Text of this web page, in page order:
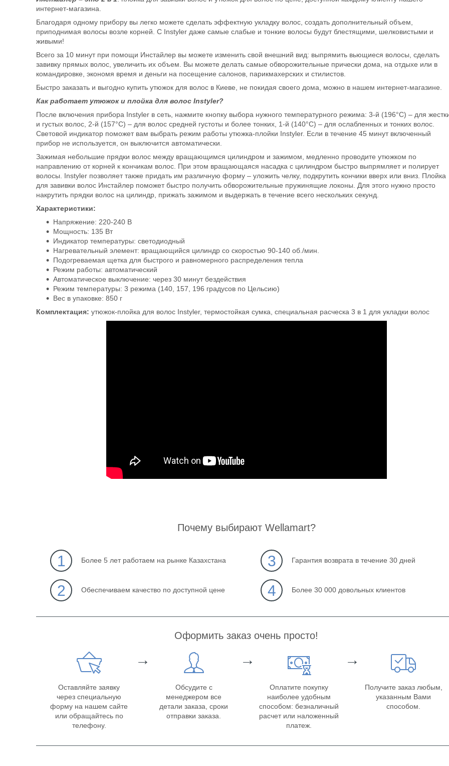
интернет-магазина.
Благодаря одному прибору вы легко можете сделать эффектную укладку волос, создать дополнительный объем,
приподнимая волосы возле корней. С Instyler даже самые слабые и тонкие волосы будут блестящими, шелковистыми и
живыми!
Всего за 10 минут при помощи Инстайлер вы можете изменить свой внешний вид: выпрямить вьющиеся волосы, сделать
завивку прямых волос, увеличить их объем. Вы можете делать самые обворожительные прически дома, на отдыхе или в
командировке, экономя время и деньги на посещение салонов, парикмахерских и стилистов.
Быстро заказать и выгодно купить утюжок для волос в Киеве, не покидая своего дома, можно в нашем интернет-магазине.
Как работает утюжок и плойка для волос Instyler?
После включения прибора Instyler в сеть, нажмите кнопку выбора нужного температурного режима: 3-й (196°С) – для
и густых волос, 2-й (157°С) – для волос средней густоты и более тонких, 1-й (140°С) – для ослабленных и тонких волос.
Световой индикатор поможет вам выбрать режим работы утюжка-плойки Instyler. Если в течение 45 минут включенный
прибор не используется, он выключится автоматически.
Зажимая небольшие прядки волос между вращающимся цилиндром и зажимом, медленно проводите утюжком по
направлению от корней к кончикам волос. При этом вращающаяся насадка с цилиндром быстро выпрямляет и полирует
волосы. Instyler позволяет также придать им различную форму – уложить челку, подкрутить кончики вверх или вниз. Плойка
для завивки волос Инстайлер поможет быстро получить обворожительные пружинящие локоны. Для этого нужно просто
накрутить прядки волос на цилиндр, прижать зажимом и выдержать в течение всего нескольких секунд.
Характеристики:
Напряжение: 220-240 В
Мощность: 135 Вт
Индикатор температуры: светодиодный
Нагревательный элемент: вращающийся цилиндр со скоростью 90-140 об./мин.
Подогреваемая щетка для быстрого и равномерного распределения тепла
Режим работы: автоматический
Автоматическое выключение: через 30 минут бездействия
Режим температуры: 3 режима (140, 157, 196 градусов по Цельсию)
Вес в упаковке: 850 г
Комплектация: утюжок-плойка для волос Instyler, термостойкая сумка, специальная расческа 3 в 1 для укладки волос
Почему выбирают Wellamart?
1 Более 5 лет работаем на рынке Казахстана
2 Обеспечиваем качество по доступной цене
3 Гарантия возврата в течение 30 дней
4 Более 30 000 довольных клиентов
Оформить заказ очень просто!
Оставляйте заявку
через специальную
форму на нашем сайте
или обращайтесь по
телефону.
→
Обсудите с
менеджером все
детали заказа, сроки
отправки заказа.
→
Оплатите покупку
наиболее удобным
способом: безналичный
расчет или наложенный
платеж.
→
Получите заказ любым,
указанным Вами
способом.